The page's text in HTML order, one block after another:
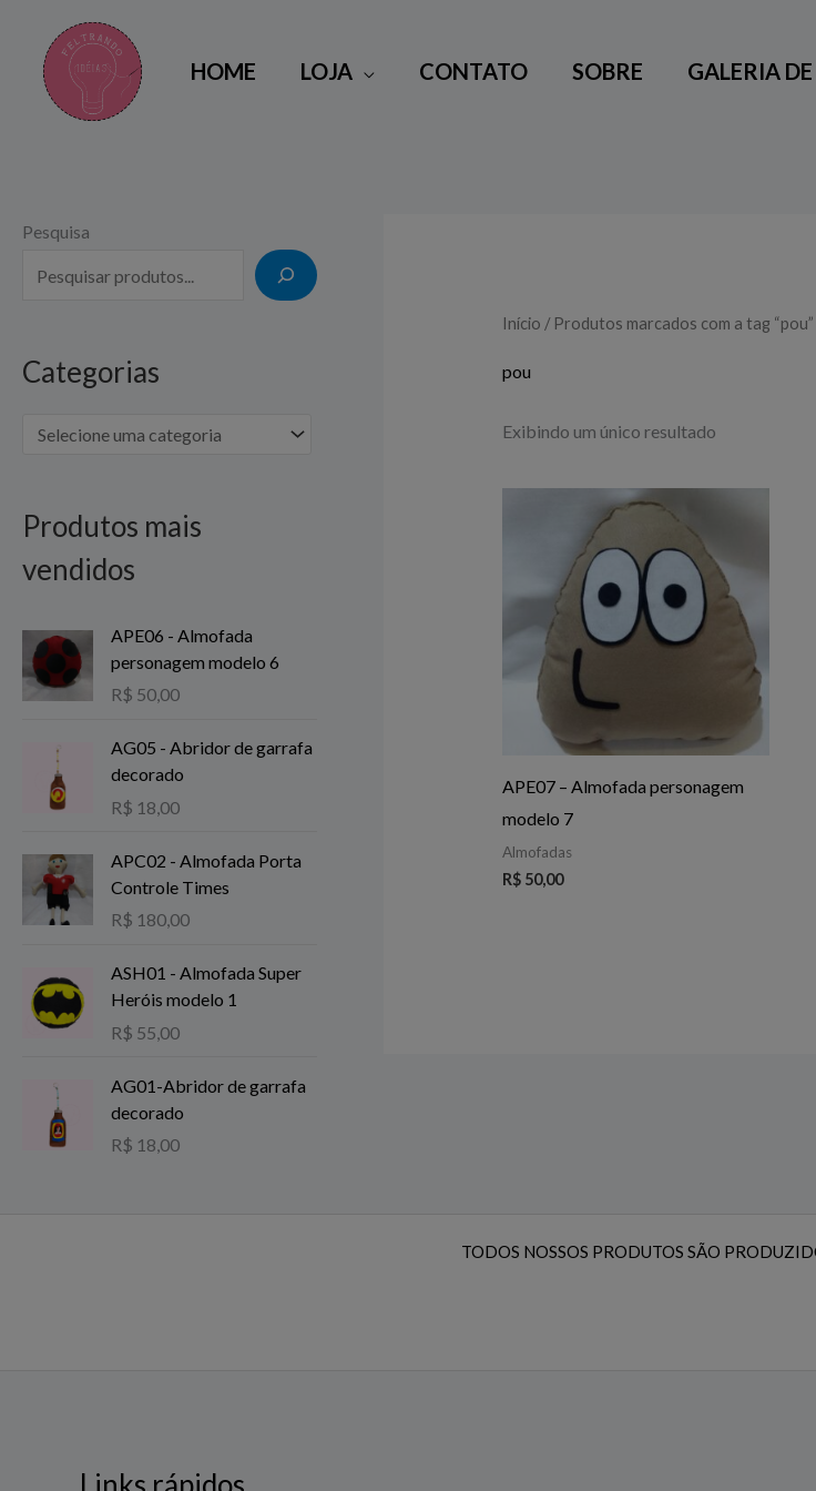
conteúdo
HOME LOJA CONTATO SOBRE GALERIA
Pesquisa
Categorias
Produtos mais
vendidos
APE06 - Almofada
personagem modelo 6
R$ 50,00
AG05 - Abridor de garrafa
decorado
R$ 18,00
APC02 - Almofada Porta
Controle Times
R$ 180,00
ASH01 - Almofada Super
Heróis modelo 1
R$ 55,00
AG01-Abridor de garrafa
decorado
R$ 18,00
Início / Produtos marcados com a tag “pou”
pou
Exibindo um único resultado
APE07 – Almofada personagem
modelo 7
Almofadas
R$50,00
TODOS NOSSOS PRODUTOS SÃO
Links rápidos